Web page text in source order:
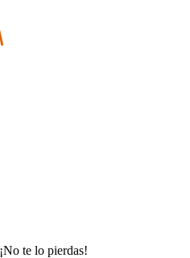
te lo pierdas!